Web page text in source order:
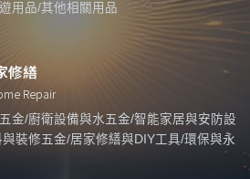
用品/其他相關用品
修繕
Repair
金/廚衛設備與水五金/智能家居與安防設
裝修五金/居家修繕與DIY工具/環保與永